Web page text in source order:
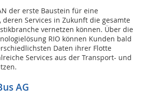
der erste Baustein für eine
Services in Zukunft die gesamte
vernetzen können. Über die
RIO können Kunden bald
Daten ihrer Flotte
Services aus der Transport- und
AG